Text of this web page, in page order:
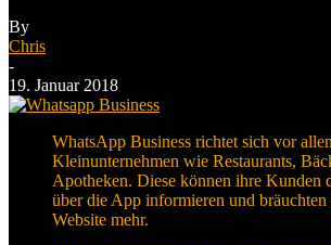
By
Chris
-
19. Januar 2018
WhatsApp Business richtet sich vor
Kleinunternehmen wie Restaurants,
Apotheken. Diese können ihre Kunden
über die App informieren und bräuchten
Website mehr.